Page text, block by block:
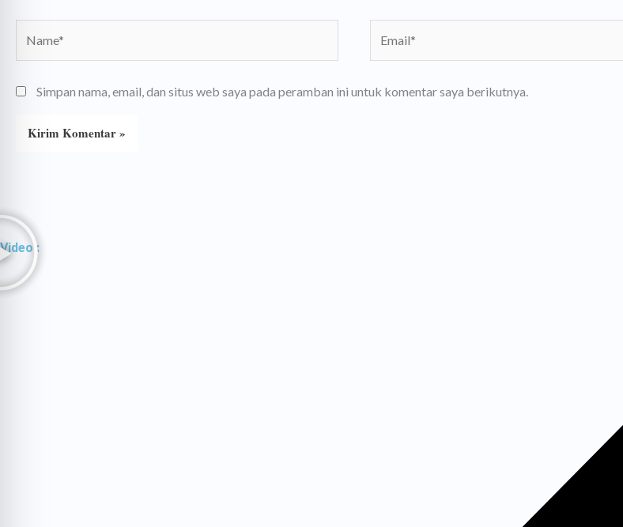
Simpan nama, email, dan situs web saya pada peramban ini untuk komentar saya berikutnya.
Video :